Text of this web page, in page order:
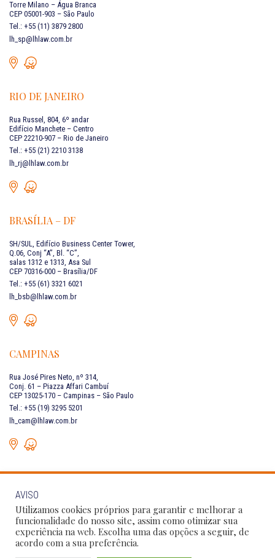
Torre Milano – Água Branca
CEP 05001-903 – São Paulo
Tel.: +55 (11) 3879 2800
lh_sp@lhlaw.com.br
RIO DE JANEIRO
Rua Russel, 804, 6º andar
Edifício Manchete – Centro
CEP 22210-907 – Rio de Janeiro
Tel.: +55 (21) 2210 3138
lh_rj@lhlaw.com.br
BRASÍLIA – DF
SH/SUL, Edifício Business Center Tower,
Q.06, Conj “A”, Bl. “C”,
salas 1312 e 1313, Asa Sul
CEP 70316-000 – Brasília/DF
Tel.: +55 (61) 3321 6021
lh_bsb@lhlaw.com.br
CAMPINAS
Rua José Pires Neto, nº 314,
Conj. 61 – Piazza Affari Cambuí
CEP 13025-170 – Campinas – São Paulo
Tel.: +55 (19) 3295 5201
lh_cam@lhlaw.com.br
FALE CONOSCO
Siga as nossas redes sociais:
AVISO
Utilizamos cookies próprios para garantir e melhorar a
funcionalidade do nosso site, assim como otimizar sua
experiência na web. Escolha uma das opções a seguir, de
acordo com a sua preferência.